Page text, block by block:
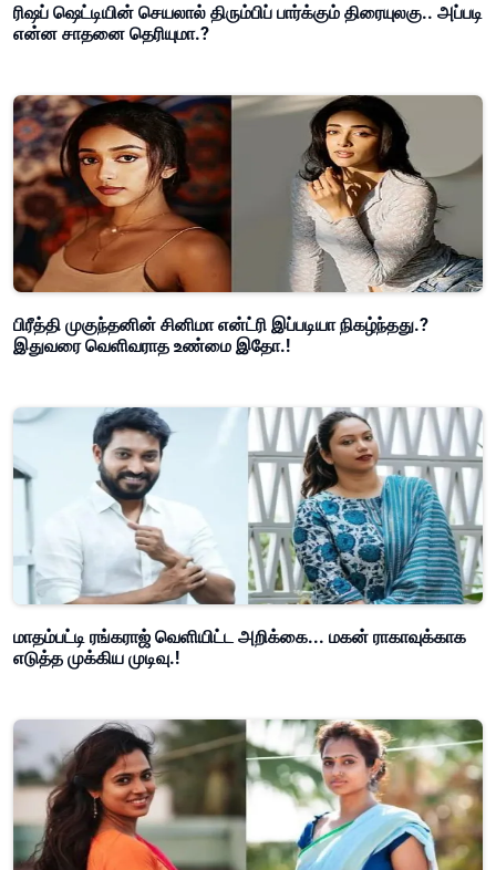
ரிஷப் ஷெட்டியின் செயலால் திரும்பிப் பார்க்கும் திரையுலகு.. அப்படி
என்ன சாதனை தெரியுமா.?
பிரீத்தி முகுந்தனின் சினிமா என்ட்ரி இப்படியா நிகழ்ந்தது.?
இதுவரை வெளிவராத உண்மை இதோ.!
மாதம்பட்டி ரங்கராஜ் வெளியிட்ட அறிக்கை... மகன் ராகாவுக்காக
எடுத்த முக்கிய முடிவு.!